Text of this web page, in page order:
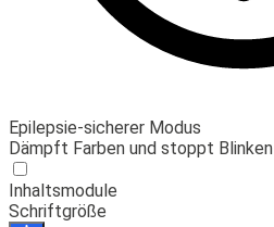
Epilepsie-sicherer Modus
Dämpft Farben und stoppt Blinken
Inhaltsmodule
Schriftgröße